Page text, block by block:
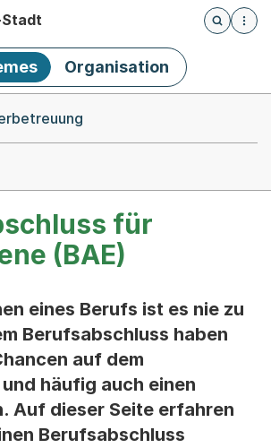
Stadt
Öffnet
Organisation
für
(BAE)
eines Berufs ist es nie zu
Berufsabschluss haben
auf dem
häufig auch einen
Auf dieser Seite erfahren
Berufsabschluss